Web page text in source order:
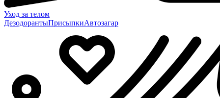
Уход за телом
ДезодорантыПрисыпкиАвтозагар